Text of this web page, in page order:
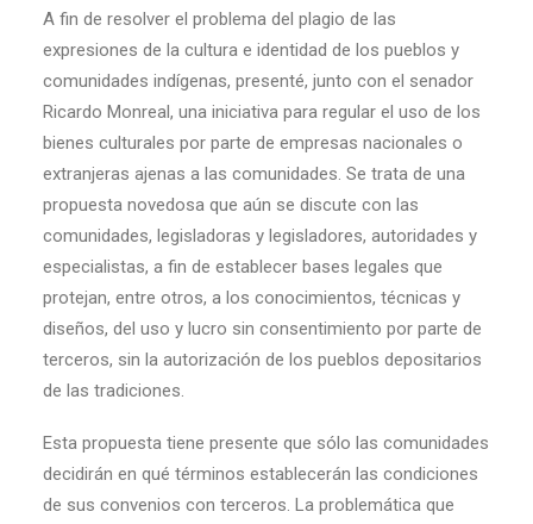
A fin de resolver el problema del plagio de las
expresiones de la cultura e identidad de los pueblos y
comunidades indígenas, presenté, junto con el senador
Ricardo Monreal, una iniciativa para regular el uso de los
bienes culturales por parte de empresas nacionales o
extranjeras ajenas a las comunidades. Se trata de una
propuesta novedosa que aún se discute con las
comunidades, legisladoras y legisladores, autoridades y
especialistas, a fin de establecer bases legales que
protejan, entre otros, a los conocimientos, técnicas y
diseños, del uso y lucro sin consentimiento por parte de
terceros, sin la autorización de los pueblos depositarios
de las tradiciones.
Esta propuesta tiene presente que sólo las comunidades
decidirán en qué términos establecerán las condiciones
de sus convenios con terceros. La problemática que